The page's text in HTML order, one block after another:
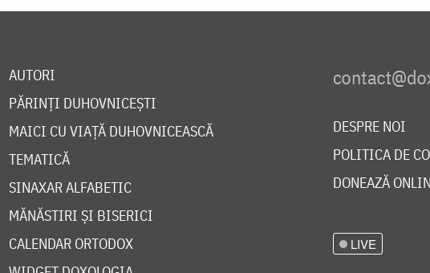
AUTORI
PĂRINȚI DUHOVNICEȘTI
MAICI CU VIAȚĂ DUHOVNICEASCĂ
TEMATICĂ
SINAXAR ALFABETIC
MĂNĂSTIRI ȘI BISERICI
CALENDAR ORTODOX
DESPRE NOI
POLITICA DE
DONEAZĂ
LIVE